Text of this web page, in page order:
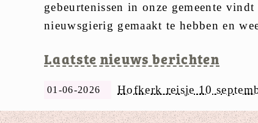
gebeurtenissen in onze gemeente
nieuwsgierig gemaakt te hebben en
Laatste nieuws berichten
01-06-2026 Hofkerk reisje 10